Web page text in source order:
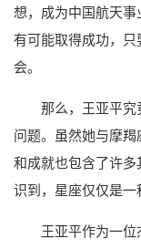
想，成为中国航天
有可能取得成功，
会。
那么，王亚平究
问题。虽然她与摩
和成就也包含了许
识到，星座仅仅是一
王亚平作为一